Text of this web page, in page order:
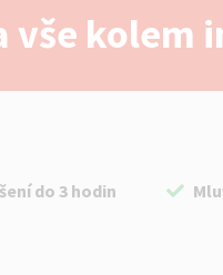
vše kolem
do 3 hodin